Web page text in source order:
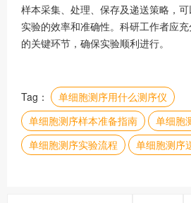
样本采集、处理、保存及递送策略，
实验的效率和准确性。科研工作者应
的关键环节，确保实验顺利进行。
Tag：
单细胞测序用什么测序仪
单细胞测序样本准备指南
单细胞
单细胞测序实验流程
单细胞测序